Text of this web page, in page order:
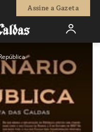
Assine a Gazeta